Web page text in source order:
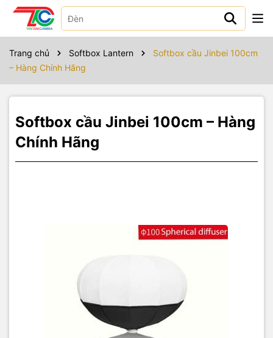
Trang chủ Softbox Lantern
Softbox cầu Jinbei 100cm
– Hàng Chính Hãng
Softbox cầu Jinbei 100cm – Hàng
Chính Hãng
Sản phẩm bao gồm